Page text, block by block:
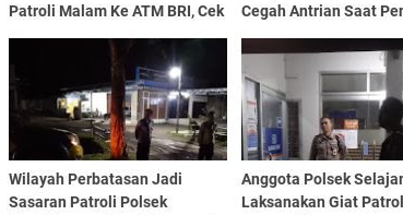
Patroli Malam Ke ATM BRI, Cek
Cegah Antrian Saat
Patroli Kawasan SPBU
Wilayah Perbatasan Jadi
Sasaran Patroli Polsek
Anggota Polsek
Laksanakan Giat